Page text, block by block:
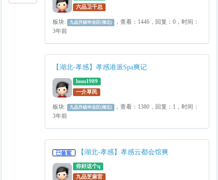
六品卫千总
板块: 九品升级毕业区(湖北)
，查看：1446，回复：0，时间：
3年前
【湖北-孝感】孝感港派Spa爽记
lmm1989
一介草民
板块: 九品升级毕业区(湖北)
，查看：1380，回复：1，时间：
3年前
【湖北-孝感】孝感云都会馆爽
你好这个q
九品芝麻官